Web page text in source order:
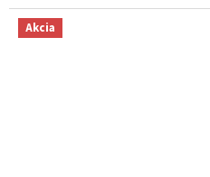
Akcia